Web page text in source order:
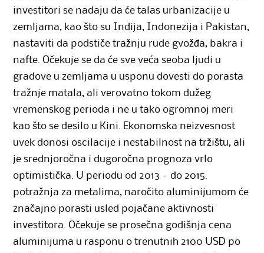
investitori se nadaju da će talas urbanizacije u
zemljama, kao što su Indija, Indonezija i Pakistan,
nastaviti da podstiče tražnju rude gvožđa, bakra i
nafte. Očekuje se da će sve veća seoba ljudi u
gradove u zemljama u usponu dovesti do porasta
tražnje matala, ali verovatno tokom dužeg
vremenskog perioda i ne u tako ogromnoj meri
kao što se desilo u Kini. Ekonomska neizvesnost
uvek donosi oscilacije i nestabilnost na tržištu, ali
je srednjoročna i dugoročna prognoza vrlo
optimistička. U periodu od 2013 – do 2015.
potražnja za metalima, naročito aluminijumom će
značajno porasti usled pojačane aktivnosti
investitora. Očekuje se prosečna godišnja cena
aluminijuma u rasponu o trenutnih 2100 USD po